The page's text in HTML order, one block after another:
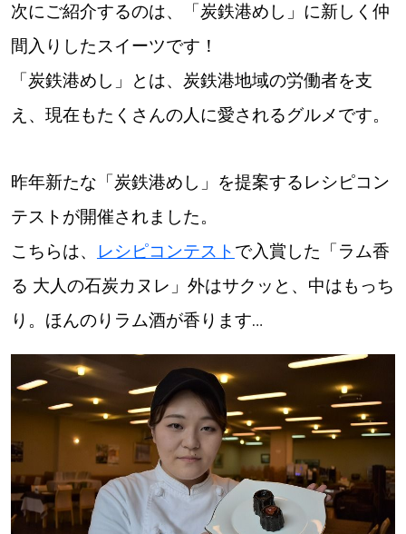
次にご紹介するのは、「炭鉄港めし」に新しく仲
間入りしたスイーツです！
「炭鉄港めし」とは、炭鉄港地域の労働者を支
え、現在もたくさんの人に愛されるグルメです。
昨年新たな「炭鉄港めし」を提案するレシピコン
テストが開催されました。
こちらは、 レシピコンテスト で入賞した「ラム香
る 大人の石炭カヌレ」外はサクッと、中はもっち
り。ほんのりラム酒が香ります…